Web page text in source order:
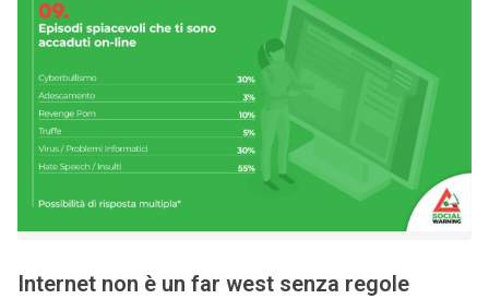
Internet non è un far west senza regole